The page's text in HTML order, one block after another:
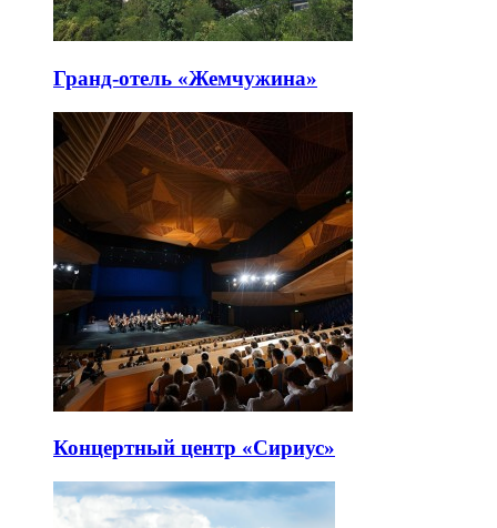
Гранд-отель «Жемчужина»
Концертный центр «Сириус»